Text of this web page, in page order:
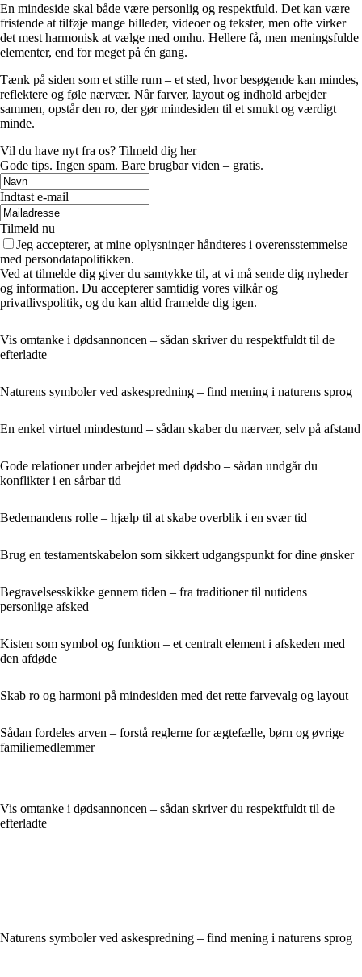
En mindeside skal både være personlig og respektfuld. Det kan være
fristende at tilføje mange billeder, videoer og tekster, men ofte virker
det mest harmonisk at vælge med omhu. Hellere få, men meningsfulde
elementer, end for meget på én gang.
Tænk på siden som et stille rum – et sted, hvor besøgende kan mindes,
reflektere og føle nærvær. Når farver, layout og indhold arbejder
sammen, opstår den ro, der gør mindesiden til et smukt og værdigt
minde.
Vil du have nyt fra os? Tilmeld dig her
Gode tips. Ingen spam. Bare brugbar viden – gratis.
Indtast e-mail
Tilmeld nu
Jeg accepterer, at mine oplysninger håndteres i overensstemmelse
med persondatapolitikken.
Ved at tilmelde dig giver du samtykke til, at vi må sende dig nyheder
og information. Du accepterer samtidig vores vilkår og
privatlivspolitik, og du kan altid framelde dig igen.
Vis omtanke i dødsannoncen – sådan skriver du respektfuldt til de
efterladte
Naturens symboler ved askespredning – find mening i naturens sprog
En enkel virtuel mindestund – sådan skaber du nærvær, selv på afstand
Gode relationer under arbejdet med dødsbo – sådan undgår du
konflikter i en sårbar tid
Bedemandens rolle – hjælp til at skabe overblik i en svær tid
Brug en testamentskabelon som sikkert udgangspunkt for dine ønsker
Begravelsesskikke gennem tiden – fra traditioner til nutidens
personlige afsked
Kisten som symbol og funktion – et centralt element i afskeden med
den afdøde
Skab ro og harmoni på mindesiden med det rette farvevalg og layout
Sådan fordeles arven – forstå reglerne for ægtefælle, børn og øvrige
familiemedlemmer
Vis omtanke i dødsannoncen – sådan skriver du respektfuldt til de
efterladte
Naturens symboler ved askespredning – find mening i naturens sprog